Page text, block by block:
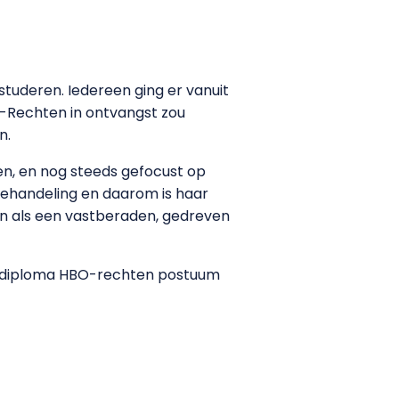
Iedereen ging er vanuit
Rechten in ontvangst zou
en nog steeds gefocust op
en daarom is haar
als een vastberaden, gedreven
HBO-rechten postuum